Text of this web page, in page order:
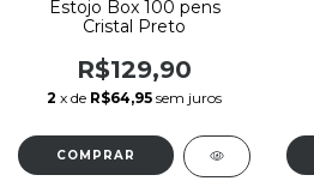
Estojo Box 100 pens
Cristal Preto
R$129,90
2 x de R$64,95 sem juros